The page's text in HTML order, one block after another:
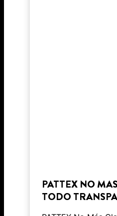
PATTEX NO
TODO